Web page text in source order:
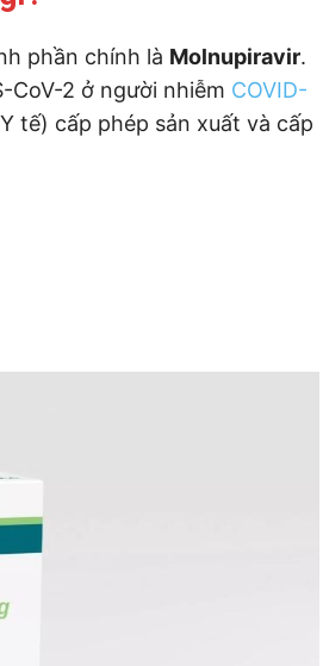
phần chính là Molnupiravir.
CoV-2 ở người nhiễm COVID-
tế) cấp phép sản xuất và cấp